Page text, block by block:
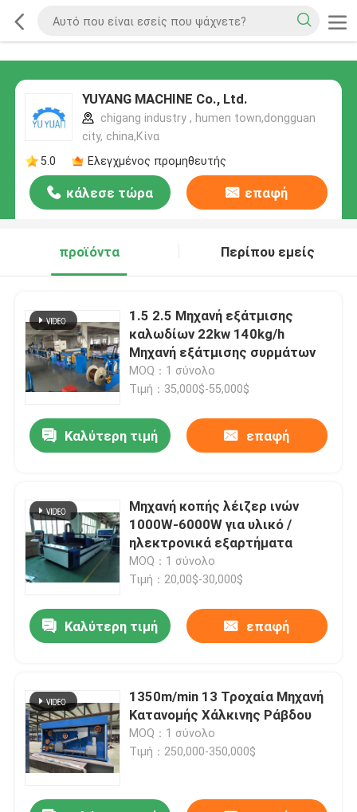
YUYANG MACHINE Co., Ltd.
chigang industry , humen town,dongguan
city, china,Κίνα
5.0
Ελεγχμένος προμηθευτής
κάλεσε τώρα επαφή
προϊόντα Περίπου εμείς
1.5 2.5 Μηχανή εξάτμισης
καλωδίων 22kw 140kg/h
Μηχανή εξάτμισης συρμάτων
MOQ：1 σύνολο
Τιμή：35,000$-55,000$
Καλύτερη τιμή επαφή
Μηχανή κοπής λέιζερ ινών
1000W-6000W για υλικό /
ηλεκτρονικά εξαρτήματα
MOQ：1 σύνολο
Τιμή：20,00$-30,000$
Καλύτερη τιμή επαφή
1350m/min 13 Τροχαία Μηχανή
Κατανομής Χάλκινης Ράβδου
MOQ：1 σύνολο
Τιμή：250,000-350,000$